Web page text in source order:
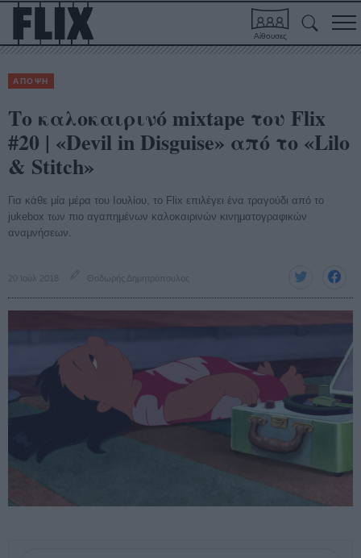
Αίθουσες
ΑΠΟΨΗ
Το καλοκαιρινό mixtape του Flix
#20 | «Devil in Disguise» από το «Lilo
& Stitch»
Για κάθε μία μέρα του Ιουλίου, το Flix επιλέγει ένα τραγούδι από το
jukebox των πιο αγαπημένων καλοκαιρινών κινηματογραφικών
αναμνήσεων.
20 Ιούλ 2018 Θοδωρής Δημητρόπουλος